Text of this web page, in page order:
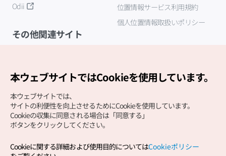
Odii
位置情報サービス利用規約
個人位置情報取扱いポリシー
その他関連サイト
Copyright (c) Korea Tourism Organization All Rights
本ウェブサイトではCookieを使用しています。
本ウェブサイトでは、
サイトの利便性を向上させるためにCookieを使用しています。
Cookieの収集に同意される場合は「同意する」
ボタンをクリックしてください。
Cookieに関する詳細および使用目的についてはCookieポリシー